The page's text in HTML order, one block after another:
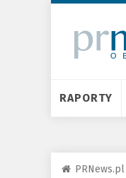
RAPORTY
PRNews.pl